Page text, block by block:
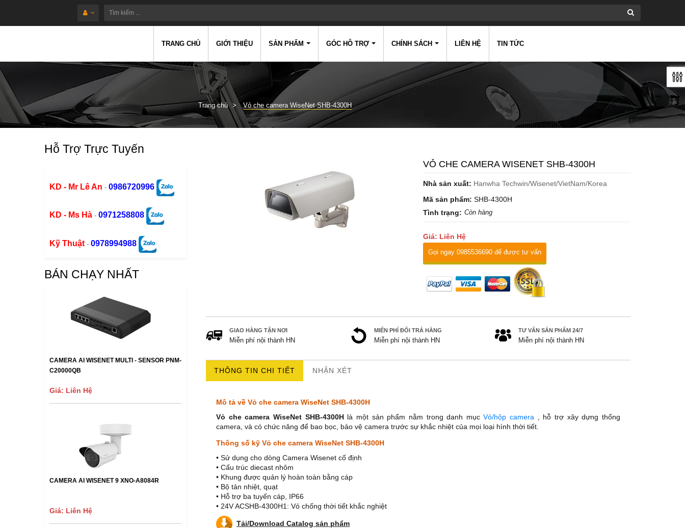
TRANG CHỦ GIỚI THIỆU SẢN PHẨM GÓC HỖ TRỢ CHÍNH SÁCH LIÊN HỆ TIN TỨC
Trang chủ Vỏ che camera WiseNet SHB-4300H
Hỗ Trợ Trực Tuyến
KD - Mr Lê An - 0986720996
KD - Ms Hà - 0971258808
Kỹ Thuật - 0978994988
BÁN CHẠY NHẤT
CAMERA AI WISENET MULTI - SENSOR PNM-
C20000QB
Giá: Liên Hệ
CAMERA AI WISENET 9 XNO-A8084R
Giá: Liên Hệ
VỎ CHE CAMERA WISENET SHB-4300H
Nhà sản xuất: Hanwha Techwin/Wisenet/VietNam/Korea
Mã sản phẩm: SHB-4300H
Tình trạng: Còn hàng
Giá: Liên Hệ
Gọi ngay 0985536690 để được tư vấn
GIAO HÀNG TẬN NƠI
Miễn phí nội thành HN
MIẾN PHÍ ĐỔI TRẢ HÀNG
Miễn phí nội thành HN
TƯ VẤN SẢN PHẨM 24/7
Miễn phí nội thành HN
THÔNG TIN CHI TIẾT NHẬN XÉT
Mô tả về Vỏ che camera WiseNet SHB-4300H
Vỏ che camera WiseNet SHB-4300Hlà một sản phẩm nằm trong danh mụcVỏ/hộp camera , hỗ trợ xây dựng thống
camera, và có chức năng để bao bọc, bảo vệ camera trước sự khắc nhiệt của mọi loại hình thời tiết.
Thông số kỹ Vỏ che camera WiseNet SHB-4300H
• Sử dụng cho dòng Camera Wisenet cố định
• Cấu trúc diecast nhôm
• Khung được quản lý hoàn toàn bằng cáp
• Bộ tản nhiệt, quạt
• Hỗ trợ ba tuyến cáp, IP66
• 24V ACSHB-4300H1: Vỏ chống thời tiết khắc nghiệt
Tải/Download Catalog sản phẩm